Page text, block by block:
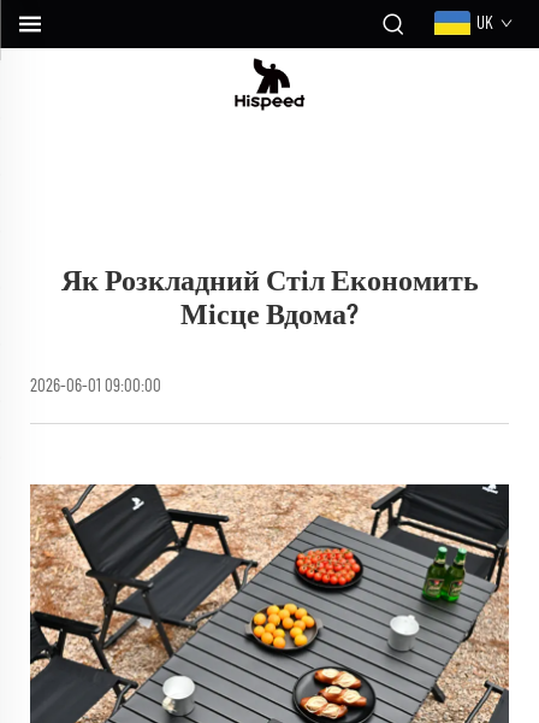
UK
Як Розкладний Стіл Економить
Місце Вдома?
2026-06-01 09:00:00